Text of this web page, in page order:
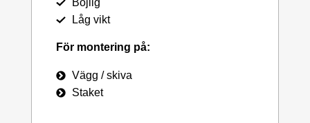
Böjlig
Låg vikt
För montering på:
Vägg / skiva
Staket